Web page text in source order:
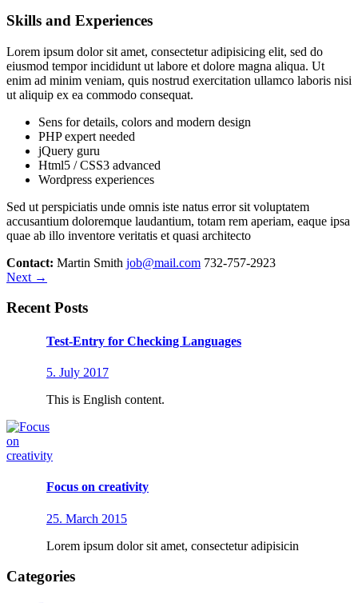
Skills and Experiences
Lorem ipsum dolor sit amet, consectetur adipisicing elit, sed do
eiusmod tempor incididunt ut labore et dolore magna aliqua. Ut
enim ad minim veniam, quis nostrud exercitation ullamco laboris nisi
ut aliquip ex ea commodo consequat.
Sens for details, colors and modern design
PHP expert needed
jQuery guru
Html5 / CSS3 advanced
Wordpress experiences
Sed ut perspiciatis unde omnis iste natus error sit voluptatem
accusantium doloremque laudantium, totam rem aperiam, eaque ipsa
quae ab illo inventore veritatis et quasi architecto
Contact: Martin Smith job@mail.com 732-757-2923
Next →
Recent Posts
Test-Entry for Checking Languages
5. July 2017
This is English content.
Focus on creativity
25. March 2015
Lorem ipsum dolor sit amet, consectetur adipisicin
Categories